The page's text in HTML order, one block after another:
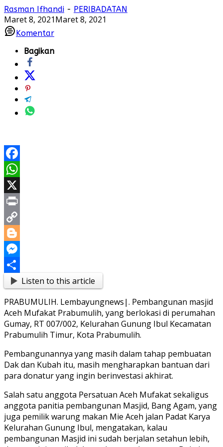
Rasman Ifhandi - PERIBADATAN
Maret 8, 2021Maret 8, 2021
Komentar
Bagikan
Facebook
WhatsApp
X
Print
Copy
Link
Blogger
Messenger
ShareListen to this article
PRABUMULIH. Lembayungnews|. Pembangunan masjid
Aceh Mufakat Prabumulih, yang berlokasi di perumahan
Gumay, RT 007/002, Kelurahan Gunung Ibul Kecamatan
Prabumulih Timur, Kota Prabumulih.
Pembangunannya yang masih dalam tahap pembuatan
Dak dan Kubah itu, masih mengharapkan bantuan dari
para donatur yang ingin berinvestasi akhirat.
Salah satu anggota Persatuan Aceh Mufakat sekaligus
anggota panitia pembangunan Masjid, Bang Agam, yang
juga pemilik warung makan Mie Aceh jalan Padat Karya
Kelurahan Gunung Ibul, mengatakan, kalau
pembangunan Masjid ini sudah berjalan setahun lebih,